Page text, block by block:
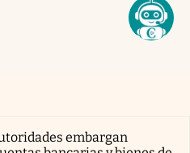
embargan